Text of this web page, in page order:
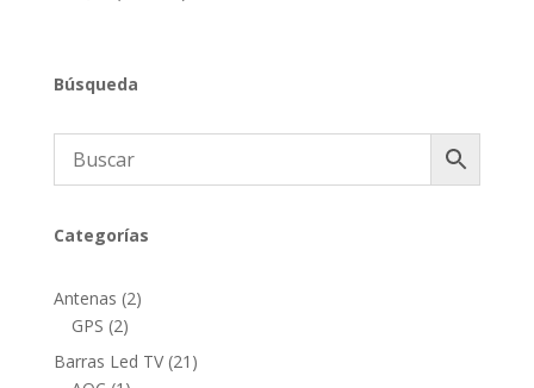
Búsqueda
Categorías
Antenas 22
GPS 22
productos
Barras Led TV 21 21